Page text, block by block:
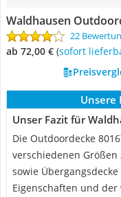
Waldhausen
22
ab 72,00 € ( Sofort
Unsere
Unser Fazit für
Die Outdoordecke
verschiedenen
sowie
Eigenschaften und